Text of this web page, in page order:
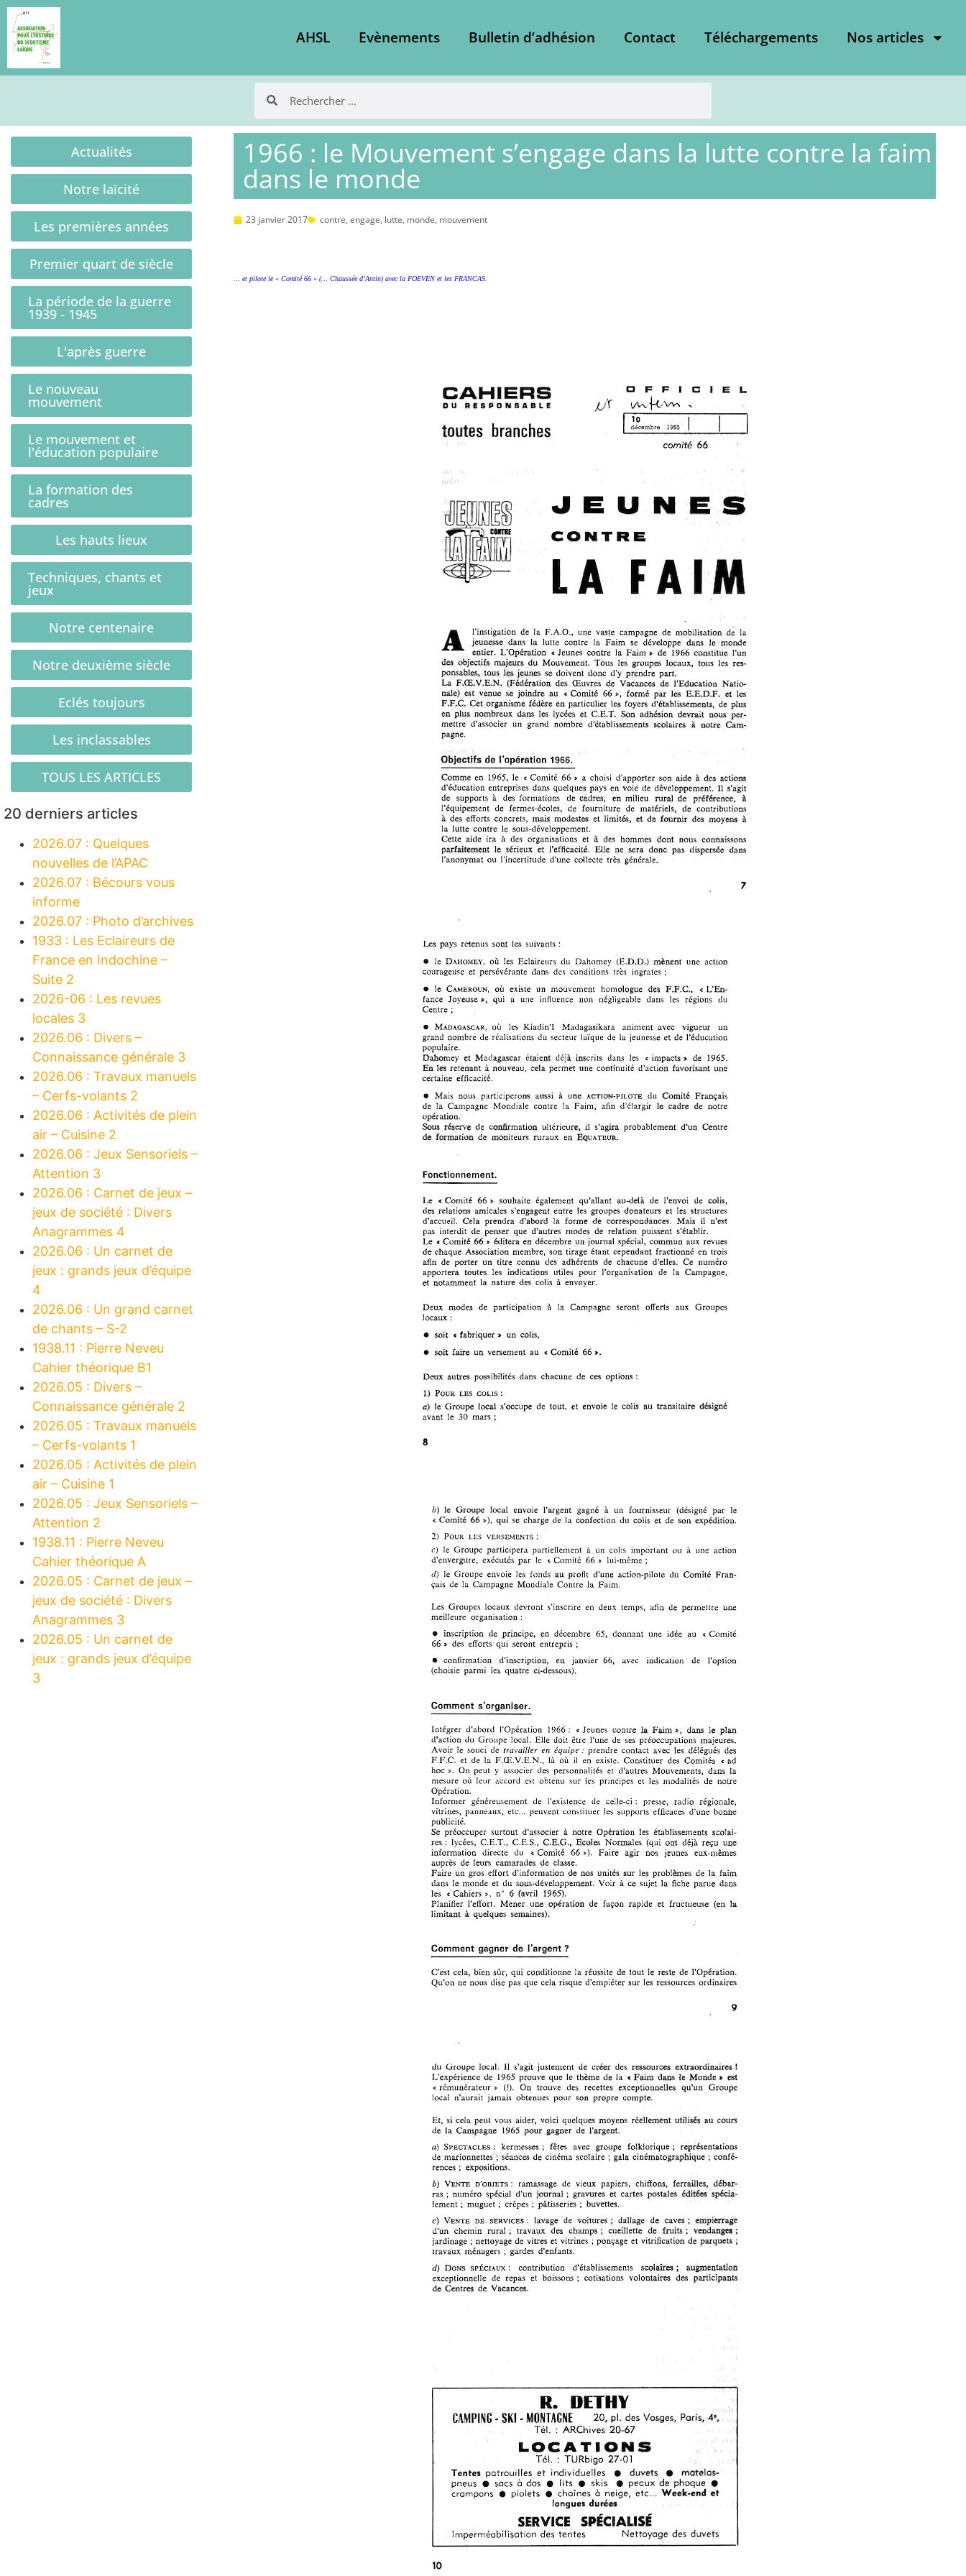
AHSL Evènements Bulletin d’adhésion Contact Téléchargements Nos articles
Actualités
Notre laïcité
Les premières années
Premier quart de siècle
La période de la guerre
1939 - 1945
L'après guerre
Le nouveau
mouvement
Le mouvement et
l'éducation populaire
La formation des
cadres
Les hauts lieux
Techniques, chants et
jeux
Notre centenaire
Notre deuxième siècle
Eclés toujours
Les inclassables
TOUS LES ARTICLES
20 derniers articles
2026.07 : Quelques
nouvelles de l’APAC
2026.07 : Bécours vous
informe
2026.07 : Photo d’archives
1933 : Les Eclaireurs de
France en Indochine –
Suite 2
2026-06 : Les revues
locales 3
2026.06 : Divers –
Connaissance générale 3
2026.06 : Travaux manuels
– Cerfs-volants 2
2026.06 : Activités de plein
air – Cuisine 2
2026.06 : Jeux Sensoriels –
Attention 3
2026.06 : Carnet de jeux –
jeux de société : Divers
Anagrammes 4
2026.06 : Un carnet de
jeux : grands jeux d’équipe
4
2026.06 : Un grand carnet
de chants – S-2
1938.11 : Pierre Neveu
Cahier théorique B1
2026.05 : Divers –
Connaissance générale 2
2026.05 : Travaux manuels
– Cerfs-volants 1
2026.05 : Activités de plein
air – Cuisine 1
2026.05 : Jeux Sensoriels –
Attention 2
1938.11 : Pierre Neveu
Cahier théorique A
2026.05 : Carnet de jeux –
jeux de société : Divers
Anagrammes 3
2026.05 : Un carnet de
jeux : grands jeux d’équipe
3
1966 : le Mouvement s’engage dans la lutte contre la faim
dans le monde
23 janvier 2017 contre, engage, lutte, monde, mouvement
… et pilote le « Comité 66 » (… Chaussée d’Antin) avec la FOEVEN et les FRANCAS.